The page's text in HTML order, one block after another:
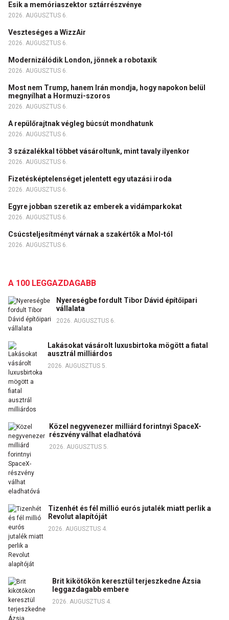
Esik a memóriaszektor sztárrészvénye
2026. AUGUSZTUS 6.
Veszteséges a WizzAir
2026. AUGUSZTUS 6.
Modernizálódik London, jönnek a robotaxik
2026. AUGUSZTUS 6.
Most nem Trump, hanem Irán mondja, hogy napokon belül
megnyílhat a Hormuzi-szoros
2026. AUGUSZTUS 6.
A repülőrajtnak végleg búcsút mondhatunk
2026. AUGUSZTUS 6.
3 százalékkal többet vásároltunk, mint tavaly ilyenkor
2026. AUGUSZTUS 6.
Fizetésképtelenséget jelentett egy utazási iroda
2026. AUGUSZTUS 6.
Egyre jobban szeretik az emberek a vidámparkokat
2026. AUGUSZTUS 6.
Csúcsteljesítményt várnak a szakértők a Mol-tól
2026. AUGUSZTUS 6.
A 100 LEGGAZDAGABB
Nyereségbe fordult Tibor Dávid építőipari
vállalata
2026. AUGUSZTUS 6.
Lakásokat vásárolt luxusbirtoka mögött a fiatal
ausztrál milliárdos
2026. AUGUSZTUS 5.
Közel negyvenezer milliárd forintnyi SpaceX-
részvény válhat eladhatóvá
2026. AUGUSZTUS 5.
Tizenhét és fél millió eurós jutalék miatt perlik a
Revolut alapítóját
2026. AUGUSZTUS 4.
Brit kikötőkön keresztül terjeszkedne Ázsia
leggazdagabb embere
2026. AUGUSZTUS 4.